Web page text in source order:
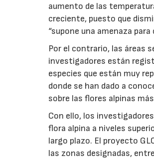
aumento de las
creciente, puesto que
“supone una amenaza
Por el contrario, las áreas
investigadores están
especies que están muy
donde se han dado a
sobre las flores alpinas
Con ello, los
flora alpina a niveles
largo plazo. El proyecto
las zonas designadas,